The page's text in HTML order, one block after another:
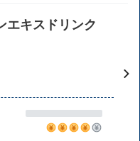
エキスドリンク